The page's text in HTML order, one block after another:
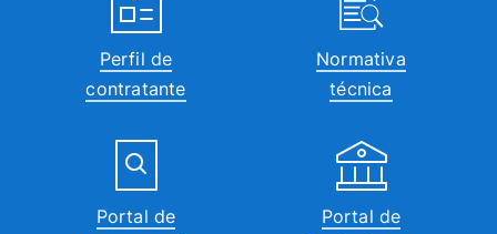
Perfil de
contratante
Normativa
técnica
Portal de
Portal de